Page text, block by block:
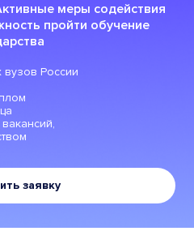
меры содействия
пройти обучение
России
заявку